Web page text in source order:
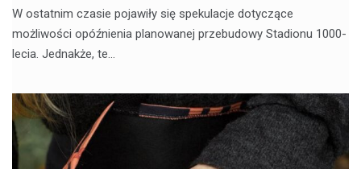
W ostatnim czasie pojawiły się spekulacje dotyczące
możliwości opóźnienia planowanej przebudowy Stadionu 1000-
lecia. Jednakże, te…